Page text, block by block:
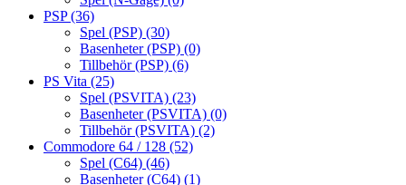
PSP(36)
Spel (PSP) (30)
Basenheter (PSP) (0)
Tillbehör (PSP) (6)
PS Vita (25)
Spel (PSVITA) (23)
Basenheter (PSVITA) (0)
Tillbehör (PSVITA) (2)
Commodore 64 / 128 (52)
Spel (C64) (46)
Basenheter (C64) (1)